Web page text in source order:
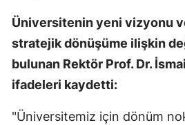
Üniversitenin yeni vizyonu
stratejik dönüşüme ilişkin
bulunan Rektör Prof. Dr.
ifadeleri kaydetti:
"Üniversitemiz için dönüm